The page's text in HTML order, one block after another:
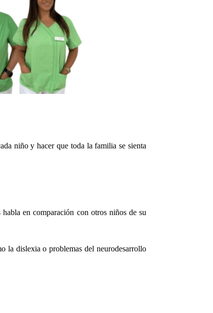
niño y hacer que toda la familia se sienta
en comparación con otros niños de su
la dislexia o problemas del neurodesarrollo